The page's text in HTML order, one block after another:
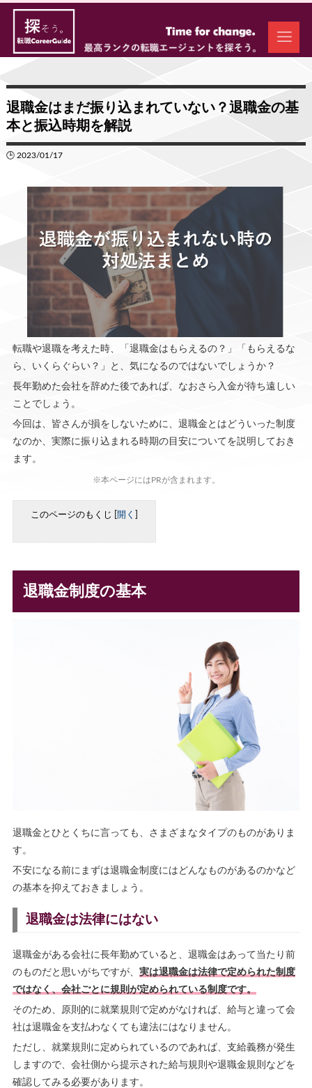
退職金はまだ振り込まれていない？退職金の基
本と振込時期を解説
🕒 2023/01/17
転職や退職を考えた時、「退職金はもらえるの？」「もらえるな
ら、いくらぐらい？」と、気になるのではないでしょうか？
長年勤めた会社を辞めた後であれば、なおさら入金が待ち遠しい
ことでしょう。
今回は、皆さんが損をしないために、退職金とはどういった制度
なのか、実際に振り込まれる時期の目安についてを説明しておき
ます。
※本ページにはPRが含まれます。
このページのもくじ 開く
退職金制度の基本
退職金とひとくちに言っても、さまざまなタイプのものがありま
す。
不安になる前にまずは退職金制度にはどんなものがあるのかなど
の基本を抑えておきましょう。
退職金は法律にはない
退職金がある会社に長年勤めていると、退職金はあって当たり前
のものだと思いがちですが、 実は退職金は法律で定められた制度
ではなく、会社ごとに規則が定められている制度です。
そのため、原則的に就業規則で定めがなければ、給与と違って会
社は退職金を支払わなくても違法にはなりません。
ただし、就業規則に定められているのであれば、支給義務が発生
しますので、会社側から提示された給与規則や退職金規則などを
確認してみる必要があります。